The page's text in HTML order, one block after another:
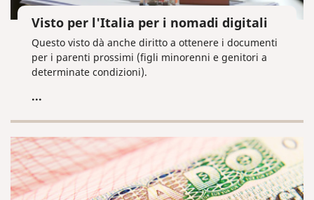
Visto per l'Italia per i nomadi digitali
Questo visto dà anche diritto a ottenere i documenti
per i parenti prossimi (figli minorenni e genitori a
determinate condizioni).
...